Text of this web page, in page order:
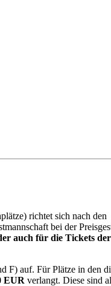
richtet sich nach den
bei der
auch für die Tickets der
F) auf. Für Plätze in den
EUR verlangt. Diese sind